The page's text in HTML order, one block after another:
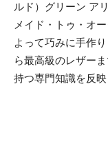
ルド）グリーン ア
メイド・トゥ・オ
よって巧みに手作
ら最高級のレザー
持つ専門知識を反映